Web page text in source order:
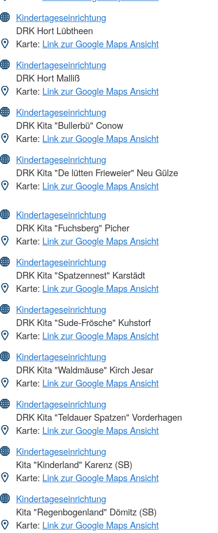
Kindertageseinrichtung
DRK Hort Lübtheen
Karte: Link zur Google Maps Ansicht
Kindertageseinrichtung
DRK Hort Malliß
Karte: Link zur Google Maps Ansicht
Kindertageseinrichtung
DRK Kita "Bullerbü" Conow
Karte: Link zur Google Maps Ansicht
Kindertageseinrichtung
DRK Kita "De lütten Frieweier" Neu Gülze
Karte: Link zur Google Maps Ansicht
Kindertageseinrichtung
DRK Kita "Fuchsberg" Picher
Karte: Link zur Google Maps Ansicht
Kindertageseinrichtung
DRK Kita "Spatzennest" Karstädt
Karte: Link zur Google Maps Ansicht
Kindertageseinrichtung
DRK Kita "Sude-Frösche" Kuhstorf
Karte: Link zur Google Maps Ansicht
Kindertageseinrichtung
DRK Kita "Waldmäuse" Kirch Jesar
Karte: Link zur Google Maps Ansicht
Kindertageseinrichtung
DRK Kita "Teldauer Spatzen" Vorderhagen
Karte: Link zur Google Maps Ansicht
Kindertageseinrichtung
Kita "Kinderland" Karenz (SB)
Karte: Link zur Google Maps Ansicht
Kindertageseinrichtung
Kita "Regenbogenland" Dömitz (SB)
Karte: Link zur Google Maps Ansicht